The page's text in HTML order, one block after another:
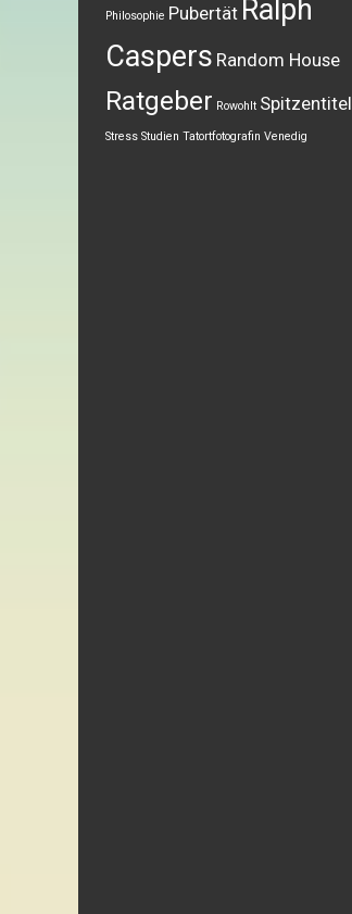
Philosophie Pubertät Ralph
Caspers Random House
Ratgeber Rowohlt Spitzentitel
Stress Studien Tatortfotografin Venedig